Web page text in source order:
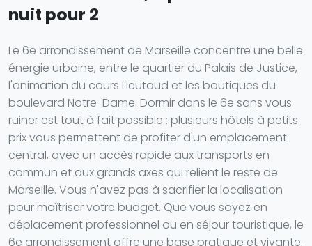
nuit pour 2
Le 6e arrondissement de Marseille concentre une belle
énergie urbaine, entre le quartier du Palais de Justice,
l'animation du cours Lieutaud et les boutiques du
boulevard Notre-Dame. Dormir dans le 6e sans vous
ruiner est tout à fait possible : plusieurs hôtels à petits
prix vous permettent de profiter d'un emplacement
central, avec un accès rapide aux transports en
commun et aux grands axes qui relient le reste de
Marseille. Vous n'avez pas à sacrifier la localisation
pour maîtriser votre budget. Que vous soyez en
déplacement professionnel ou en séjour touristique, le
6e arrondissement offre une base pratique et vivante.